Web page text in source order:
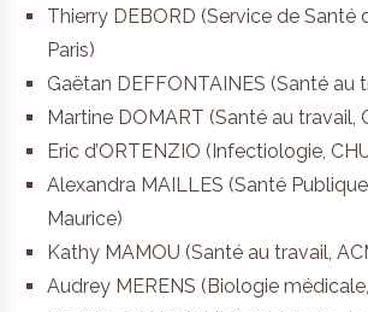
Thierry DEBORD (Service de Santé
Paris)
Gaëtan DEFFONTAINES (Santé au
Martine DOMART (Santé au travail,
Eric d’ORTENZIO (Infectiologie,
Alexandra MAILLES (Santé
Maurice)
Kathy MAMOU (Santé au travail,
Audrey MERENS (Biologie